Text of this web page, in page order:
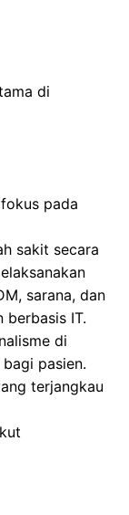
di
pada
sakit secara
sarana, dan
berbasis IT.
di
pasien.
terjangkau